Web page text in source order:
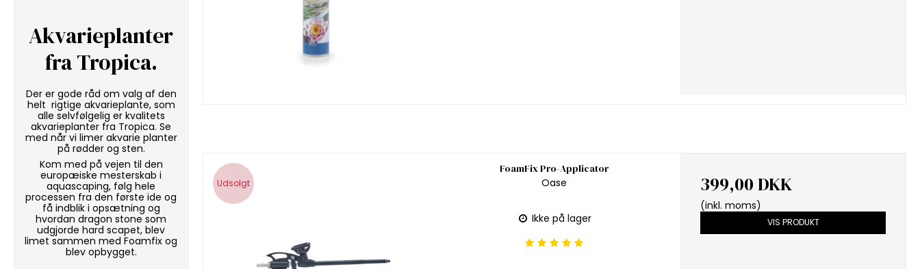
Akvarieplanter
fra Tropica.
Der er gode råd om valg af den
helt rigtige akvarieplante, som
alle selvfølgelig er kvalitets
akvarieplanter fra Tropica. Se
med når vi limer akvarie planter
på rødder og sten.
Kom med på vejen til den
europæiske mesterskab i
aquascaping, følg hele
processen fra den første ide og
få indblik i opsætning og
hvordandragon stonesom
udgjorde hard scapet, blev
limet sammen medFoamfix og
blev opbygget.
Udsolgt
FoamFix Pro-Applicator
Oase
Ikke på lager
399,00 DKK
(inkl. moms)
VIS PRODUKT